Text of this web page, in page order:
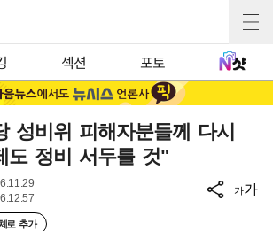
섹션 포토
성비위 피해자분들께 다시
정비 서두를 것"
로 추가
가가